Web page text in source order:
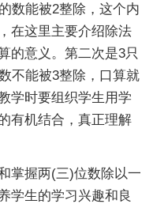
数能被2整除，这个内
在这里主要介绍除法
的意义。第二次是3只
不能被3整除，口算就
学时要组织学生用学
有机结合，真正理解
掌握两(三)位数除以一
学生的学习兴趣和良